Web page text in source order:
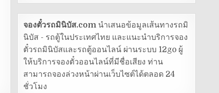
จองตั๋วรถมินิบัส.comนำเสนอข้อมูลเส้นทางรถมิ
นิบัส - รถตู้ในประเทศไทย และแนะนำบริการจอง
ตั๋วรถมินิบัสและรถตู้ออนไลน์ ผ่านระบบ 12go ผู้
ให้บริการจองตั๋วออนไลน์ที่มีชื่อเสียง ท่าน
สามารถจองล่วงหน้าผ่านเว็บไซต์ได้ตลอด 24
ชั่วโมง